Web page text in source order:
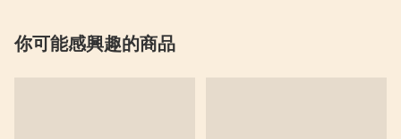
你可能感興趣的商品